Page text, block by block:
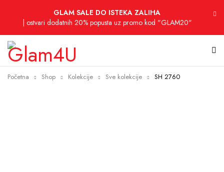
GLAM SALE DO ISTEKA ZALIHA
| ostvari dodatnih 20% popusta uz promo kod "GLAM20"
Početna Shop Kolekcije Sve kolekcije SH 2760